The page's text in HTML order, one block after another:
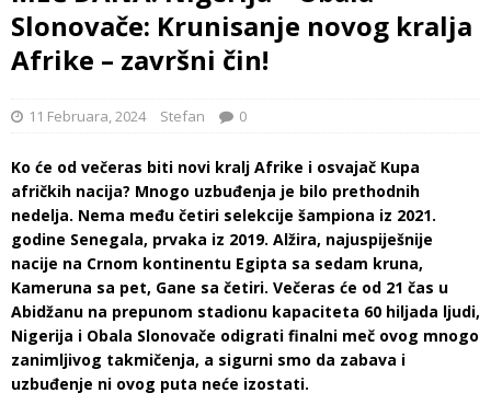
Slonovače: Krunisanje novog kralja
Afrike – završni čin!
11 Februara, 2024 Stefan 0
Ko će od večeras biti novi kralj Afrike i osvajač Kupa
afričkih nacija? Mnogo uzbuđenja je bilo prethodnih
nedelja. Nema među četiri selekcije šampiona iz 2021.
godine Senegala, prvaka iz 2019. Alžira, najuspiješnije
nacije na Crnom kontinentu Egipta sa sedam kruna,
Kameruna sa pet, Gane sa četiri. Večeras će od 21 čas u
Abidžanu na prepunom stadionu kapaciteta 60 hiljada ljudi,
Nigerija i Obala Slonovače odigrati finalni meč ovog mnogo
zanimljivog takmičenja, a sigurni smo da zabava i
uzbuđenje ni ovog puta neće izostati.